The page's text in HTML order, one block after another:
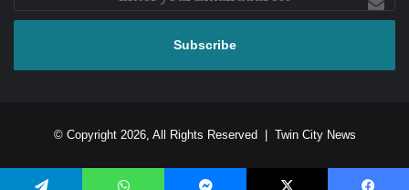
your
address
© Copyright 2026, All Rights Reserved | Twin City News